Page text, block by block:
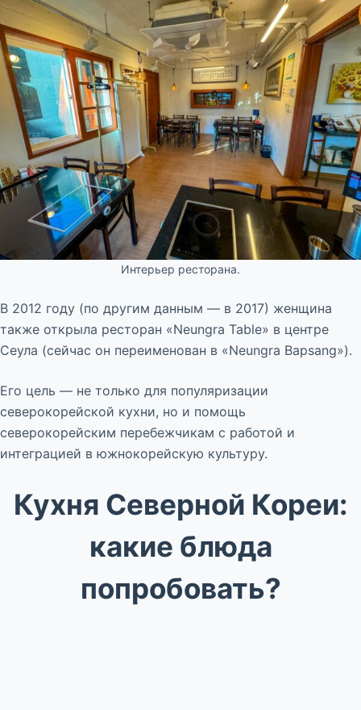
Интерьер ресторана.
В 2012 году (по другим данным — в 2017) женщина
также открыла ресторан «Neungra Table» в центре
Сеула (сейчас он переименован в «Neungra Bapsang»).
Его цель — не только для популяризации
северокорейской кухни, но и помощь
северокорейским перебежчикам с работой и
интеграцией в южнокорейскую культуру.
Кухня Северной Кореи:
какие блюда
попробовать?